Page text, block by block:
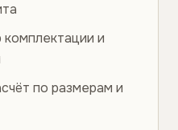
комплектации и
по размерам и